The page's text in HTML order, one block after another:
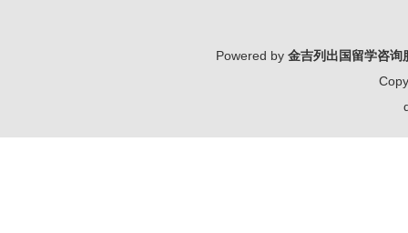
Powered by 金吉列出国留学咨询